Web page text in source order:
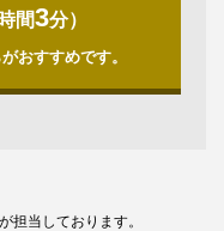
間3分）
おすすめです。
担当しております。